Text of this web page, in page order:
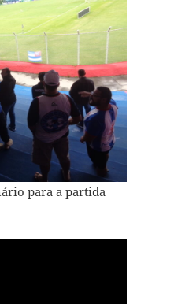
para a partida